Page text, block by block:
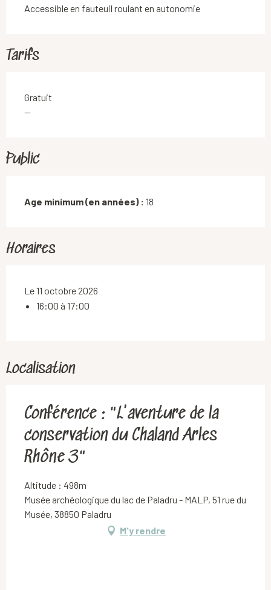
Accessible en fauteuil roulant en autonomie
Tarifs
Gratuit
—
Public
Age minimum (en années) : 18
Horaires
Le 11 octobre 2026
16:00 à 17:00
Localisation
Conférence : "L'aventure de la
conservation du Chaland Arles
Rhône 3"
Altitude : 498m
Musée archéologique du lac de Paladru - MALP, 51 rue du
Musée, 38850 Paladru
M'y rendre